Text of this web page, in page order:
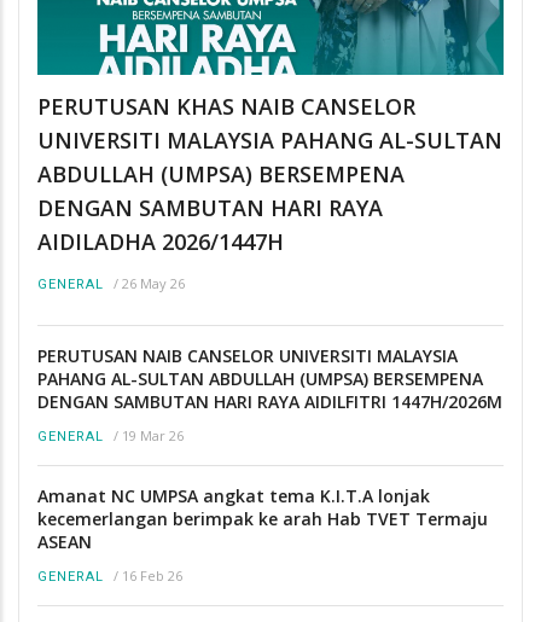
PERUTUSAN KHAS NAIB CANSELOR
UNIVERSITI MALAYSIA PAHANG AL-SULTAN
ABDULLAH (UMPSA) BERSEMPENA
DENGAN SAMBUTAN HARI RAYA
AIDILADHA 2026/1447H
GENERAL / 26 May 26
PERUTUSAN NAIB CANSELOR UNIVERSITI MALAYSIA
PAHANG AL-SULTAN ABDULLAH (UMPSA) BERSEMPENA
DENGAN SAMBUTAN HARI RAYA AIDILFITRI 1447H/2026M
GENERAL / 19 Mar 26
Amanat NC UMPSA angkat tema K.I.T.A lonjak
kecemerlangan berimpak ke arah Hab TVET Termaju
ASEAN
GENERAL / 16 Feb 26